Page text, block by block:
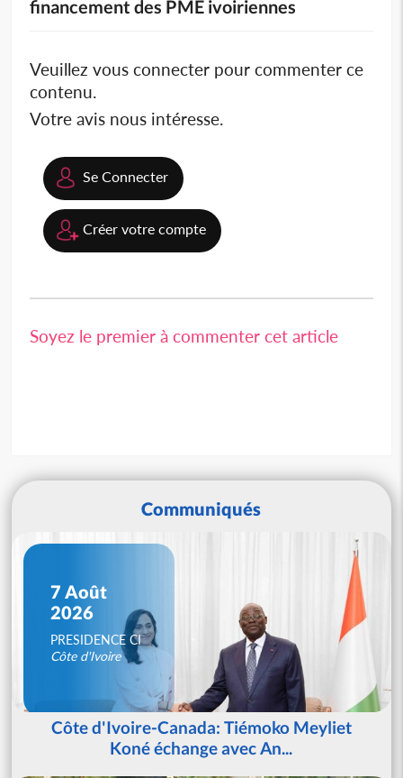
financement des PME ivoiriennes
Veuillez vous connecter pour commenter ce
contenu.
Votre avis nous intéresse.
Se Connecter
Créer votre compte
Soyez le premier à commenter cet article
Communiqués
7 Août
2026
PRESIDENCE CI
Côte d'Ivoire
Côte d'Ivoire-Canada: Tiémoko Meyliet
Koné échange avec An...